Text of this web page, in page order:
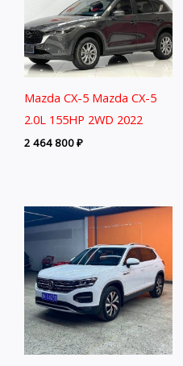
Mazda CX-5 Mazda CX-5
2.0L 155HP 2WD 2022
2 464 800₽